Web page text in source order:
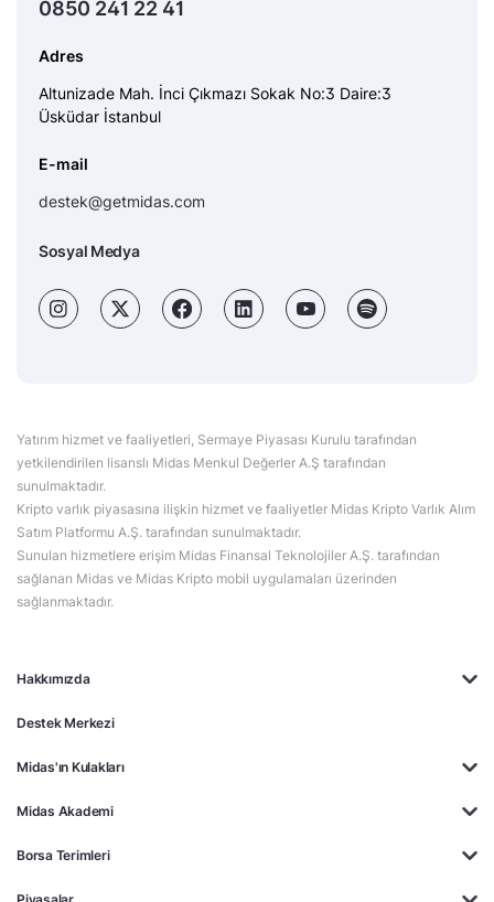
Hakkımızda
Destek Merkezi
Midas'ın Kulakları
Midas Akademi
Borsa Terimleri
0850 241 22 41
Adres
Altunizade Mah. İnci Çıkmazı Sokak No:3 Daire:3
Üsküdar İstanbul
E-mail
destek@getmidas.com
Sosyal Medya
Yatırım hizmet ve faaliyetleri, Sermaye Piyasası Kurulu tarafından
yetkilendirilen lisanslı Midas Menkul Değerler A.Ş tarafından
sunulmaktadır.
Kripto varlık piyasasına ilişkin hizmet ve faaliyetler Midas Kripto Varlık Alım
Satım Platformu A.Ş. tarafından sunulmaktadır.
Sunulan hizmetlere erişim Midas Finansal Teknolojiler A.Ş. tarafından
sağlanan Midas ve Midas Kripto mobil uygulamaları üzerinden
sağlanmaktadır.